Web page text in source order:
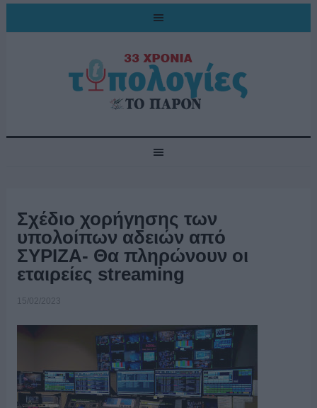
Σχέδιο χορήγησης των
υπολοίπων αδειών από
ΣΥΡΙΖΑ- Θα πληρώνουν οι
εταιρείες streaming
15/02/2023